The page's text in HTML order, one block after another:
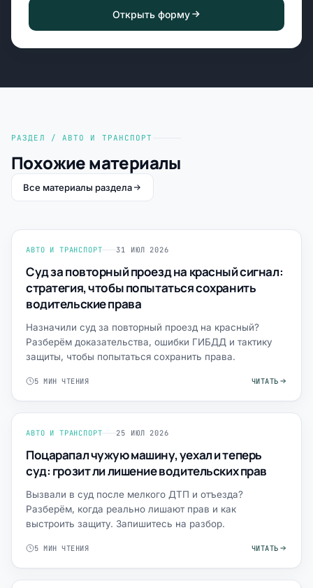
Открыть форму
РАЗДЕЛ / АВТО И ТРАНСПОРТ
Похожие материалы
Все материалы раздела
АВТО И ТРАНСПОРТ 31 ИЮЛ 2026
Суд за повторный проезд на красный сигнал:
стратегия, чтобы попытаться сохранить
водительские права
Назначили суд за повторный проезд на красный?
Разберём доказательства, ошибки ГИБДД и тактику
защиты, чтобы попытаться сохранить права.
5 МИН ЧТЕНИЯ ЧИТАТЬ
АВТО И ТРАНСПОРТ 25 ИЮЛ 2026
Поцарапал чужую машину, уехал и теперь
суд: грозит ли лишение водительских прав
Вызвали в суд после мелкого ДТП и отъезда?
Разберём, когда реально лишают прав и как
выстроить защиту. Запишитесь на разбор.
5 МИН ЧТЕНИЯ ЧИТАТЬ